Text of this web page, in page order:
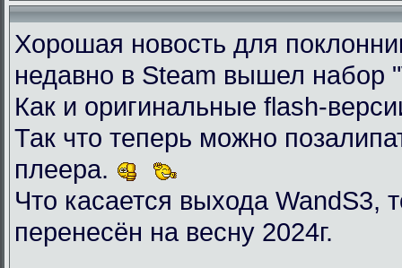
Хорошая новость для
недавно в Steam вышел набор
Как и оригинальные flash-
Так что теперь можно
плеера.
Что касается выхода WandS3,
перенесён на весну 2024г.